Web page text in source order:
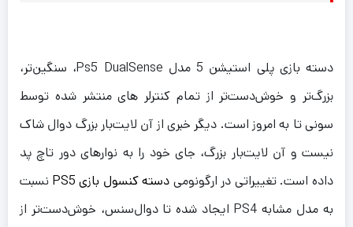
دسته بازی پلی استیشن 5 مدل Ps5 DualSense، سنگین‌تر،
بزرگ‌تر و خوش‌دست‌تر از تمام کنترلر های منتشر شده توسط
سونی تا به امروز است. دیگر خبری از آن لایت‌بار بزرگ دوال شاک
نیست و آن لایت‌بار بزرگ، جای خود را به نوار‌های دور تاچ پد
داده است. تغییراتی در ارگونومی دسته کنسول بازی PS5
نسبت
به مدل مشابه PS4 ایجاد شده تا دوال‌سنس، خوش‌دست‌تر از